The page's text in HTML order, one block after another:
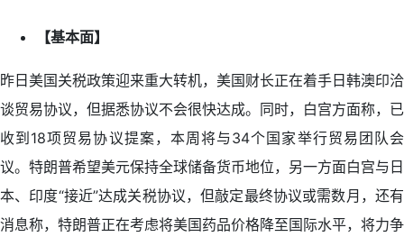
【基本面】
昨日美国关税政策迎来重大转机，美国财长正在着手日韩澳印洽
谈贸易协议，但据悉协议不会很快达成。同时，白宫方面称，已
收到18项贸易协议提案，本周将与34个国家举行贸易团队会
议。特朗普希望美元保持全球储备货币地位，另一方面白宫与日
本、印度“接近”达成关税协议，但敲定最终协议或需数月，还有
消息称，特朗普正在考虑将美国药品价格降至国际水平，将力争